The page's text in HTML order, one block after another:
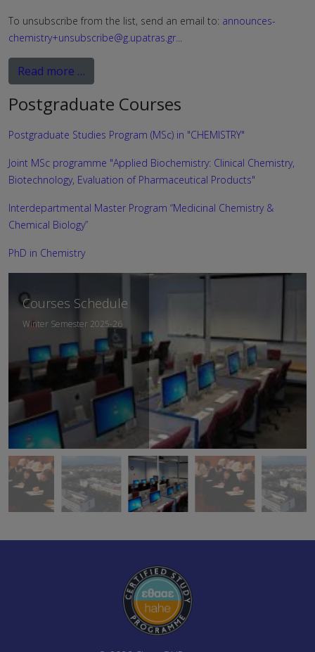
To unsubscribe from the list, send an email to: announces-
chemistry+unsubscribe@g.upatras.gr...
Read more …
Postgraduate Courses
Postgraduate Studies Program (MSc) in "CHEMISTRY"
Joint MSc programme "Applied Biochemistry: Clinical Chemistry,
Biotechnology, Evaluation of Pharmaceutical Products"
Interdepartmental Master Program “Medicinal Chemistry &
Chemical Biology”
PhD in Chemistry
Departmental
Curriculum
Academic Year 2025-26
Courses Schedule
Winter Semester 2025-26